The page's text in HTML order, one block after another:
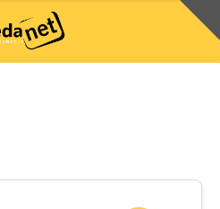
محصولات
راهکارهای سازمانی
کتابخانه دیجیتالی
آکادمی مدانت
توافق‌نامه‌ها